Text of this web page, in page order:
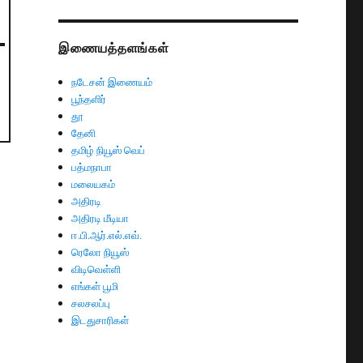
இணையத்தளங்கள்
நடேசன் இணையம்
பூந்தளிர்
தூ
தேனி
தமிழ் நியூஸ் வெப்
பத்மநாபா
மலையகம்
அதிரடி
அதிரடி மீடியா
ஈ.பி.ஆர்.எல்.எவ்.
ரெலோ நியூஸ்
விடிவெள்ளி
எங்கள் பூமி
சலசலப்பு
இடதுசாரிகள்